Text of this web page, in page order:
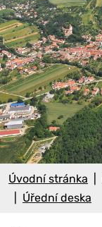
Úvodní stránka
Úřední deska